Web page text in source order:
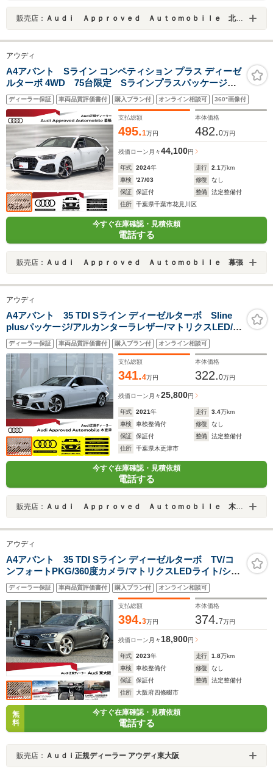
販売店： Ａｕｄｉ Ａｐｐｒｏｖｅｄ Ａｕｔｏｍｏｂｉｌｅ 北九州
アウディ
A4アバント Sライン コンペティション プラス ディーゼ
ルターボ 4WD 75台限定 Sラインプラスパッケージ
コンフォートパッケージ ブラックスタイリングパッケ
ージ ダンピングコントロールスポーツサスペンショ
ン プライバシーガラス レッドキャリパー ファイン
ナッパレザー
ディーラー保証 車両品質評価書付 購入プラン付 オンライン相談可 360°画像付
支払総額
495.1万円
本体価格
482.0万円
残価ローン 月々44,100円
年式 2024年 走行 2.1万km
車検
'27/03 修復
なし
保証
保証付 整備
法定整備付
住所
千葉県千葉市花見川区
今すぐ在庫確認・見積依頼
電話する
販売店： Ａｕｄｉ Ａｐｐｒｏｖｅｄ Ａｕｔｏｍｏｂｉｌｅ 幕張
アウディ
A4アバント 35 TDI Sライン ディーゼルターボ Sline
plusパッケージ/アルカンターラレザー/マトリクスLED/シ
ートヒーター/メモリーシート/サイドアシスト/全周囲カメ
ラ/アダプティブクルーズコントロール/レーンキープ
ディーラー保証 車両品質評価書付 購入プラン付 オンライン相談可
支払総額
341.4万円
本体価格
322.0万円
残価ローン 月々25,800円
年式 2021年 走行 3.4万km
車検
車検整備付 修復
なし
保証
保証付 整備
法定整備付
住所
千葉県木更津市
今すぐ在庫確認・見積依頼
電話する
販売店： Ａｕｄｉ Ａｐｐｒｏｖｅｄ Ａｕｔｏｍｏｂｉｌｅ 木更津
アウディ
A4アバント 35 TDI Sライン ディーゼルターボ TV/コ
ンフォートPKG/360度カメラ/マトリクスLEDライト/シー
トヒーター/電動シート/アダプティブクルーズコントロー
ル/ATテールゲート/サイドアシスト/マルチカラーアンビ
エントライト/認定中古車
ディーラー保証 車両品質評価書付 購入プラン付 オンライン相談可
支払総額
394.3万円
本体価格
374.7万円
残価ローン 月々 18,900円
年式 2023年 走行 1.8万km
車検
車検整備付 修復
なし
保証
保証付 整備
法定整備付
住所
大阪府四條畷市
無
料
今すぐ在庫確認・見積依頼
電話する
販売店： Ａｕｄｉ正規ディーラー アウディ東大阪